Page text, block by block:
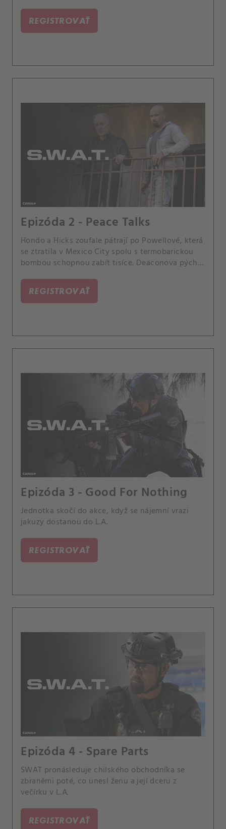
REGISTROVAŤ
Epizóda 2 - Peace Talks
Hondo a Hicks zoufale pátrají po Powellové, která
se ztratila v Mexico City spolu s termobarickou
bombou schopnou zabít tisíce. Deaconova pýcha
REGISTROVAŤ
Epizóda 3 - Good For Nothing
Jednotka skočí do akce, když se nájemní vrazi
jakuzy dostanou do L.A.
REGISTROVAŤ
Epizóda 4 - Spare Parts
SWAT pronásleduje chilského obchodníka se
zbraněmi poté, co unesl ženu a její dceru z
večírku v L.A.
REGISTROVAŤ